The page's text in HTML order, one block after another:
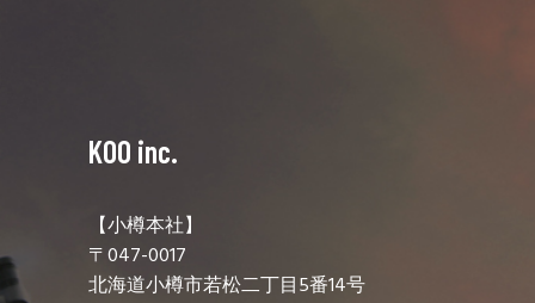
KOO inc.
【小樽本社】
〒047-0017
北海道小樽市若松二丁目5番14号